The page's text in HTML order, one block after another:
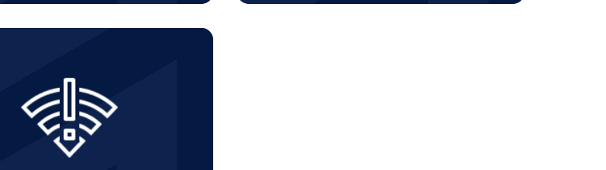
Click